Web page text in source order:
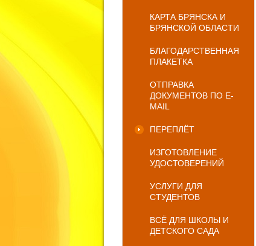
КАРТА БРЯНСКА И
БРЯНСКОЙ ОБЛАСТИ
БЛАГОДАРСТВЕННАЯ
ПЛАКЕТКА
ОТПРАВКА
ДОКУМЕНТОВ ПО E-
MAIL
ПЕРЕПЛЁТ
ИЗГОТОВЛЕНИЕ
УДОСТОВЕРЕНИЙ
УСЛУГИ ДЛЯ
СТУДЕНТОВ
ВСЁ ДЛЯ ШКОЛЫ И
ДЕТСКОГО САДА